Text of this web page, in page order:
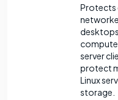
Protects
server
protect
Linux
storage.